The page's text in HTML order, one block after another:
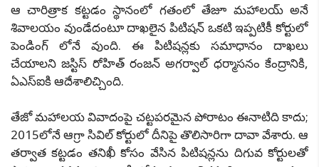
ఆ చారిత్రాక కట్టడం స్థానంలో గతంలో తేజూ మహాలయ్ అనే
శివాలయం వుండేదంటూ దాఖలైన పిటిషన్ ఒకటి ఇప్పటికీ కోర్టులో
పెండింగ్ లోనే వుంది. ఈ పిటిషన్లకు సమాధానం దాఖలు
చేయాలని జస్టిస్ రోహిత్ రంజన్ అగర్వాల్ ధర్మాసనం కేంద్రానికి,
ఏఎస్ఐకి ఆదేశాలిచ్చింది.
తేజో మహాలయ వివాదంపై చట్టపరమైన పోరాటం ఈనాటిది కాదు;
2015లోనే ఆగ్రా సివిల్ కోర్టులో దీనిపై తొలిసారిగా దావా వేశారు. ఆ
తర్వాత కట్టడం తనిఖీ కోసం వేసిన పిటిషన్లను దిగువ కోర్టులతో